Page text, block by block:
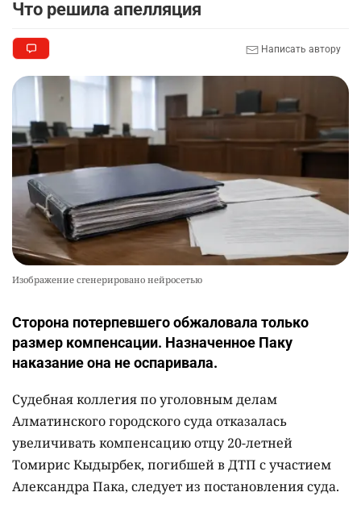
Что решила апелляция
Написать автору
Изображение сгенерировано нейросетью
Сторона потерпевшего обжаловала только
размер компенсации. Назначенное Паку
наказание она не оспаривала.
Судебная коллегия по уголовным делам
Алматинского городского суда отказалась
увеличивать компенсацию отцу 20-летней
Томирис Кыдырбек, погибшей в ДТП с участием
Александра Пака, следует из постановления суда.